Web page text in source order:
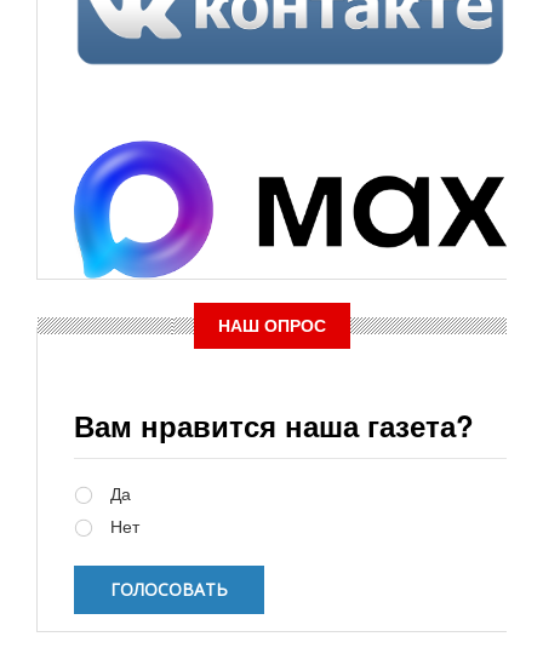
НАШ ОПРОС
Вам нравится наша газета?
Да
Нет